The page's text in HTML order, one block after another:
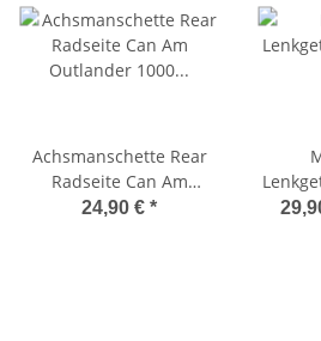
Achsmanschette Rear
Radseite Can Am
Outlander 1000 Traxter
24,90 € *
RZR &